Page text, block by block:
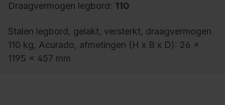
Draagvermogen legbord: 110
Stalen legbord, gelakt, versterkt, draagvermogen
110 kg, Acurado, afmetingen (H x B x D): 26 x
1195 x 457 mm